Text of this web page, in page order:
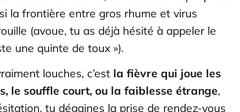
la frontière entre gros rhume et virus
(avoue, tu as déjà hésité à appeler le
une quinte de toux »).
louches, c’est la fièvre qui joue les
le souffle court, ou la faiblesse étrange,
tu dégaines la prise de rendez-vous